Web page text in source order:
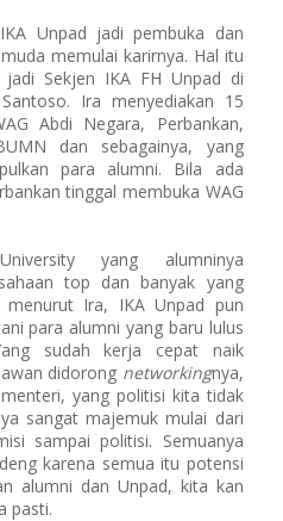
Unpad jadi pembuka dan
memulai karirnya. Hal itu
Sekjen IKA FH Unpad di
Ira menyediakan 15
Abdi Negara, Perbankan,
dan sebagainya, yang
para alumni. Bila ada
tinggal membuka WAG
yang alumninya
top dan banyak yang
menurut Ira, IKA Unpad pun
para alumni yang baru lulus
sudah kerja cepat naik
didorong networkingnya,
yang politisi kita tidak
sangat majemuk mulai dari
sampai politisi. Semuanya
karena semua itu potensi
alumni dan Unpad, kita kan
pasti.